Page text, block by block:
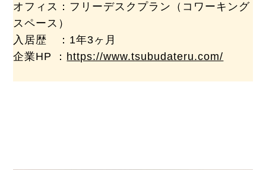
オフィス：フリーデスクプラン（コワーキング
スペース）
入居歴 ：1年3ヶ月
企業HP ： https://www.tsubudateru.com/